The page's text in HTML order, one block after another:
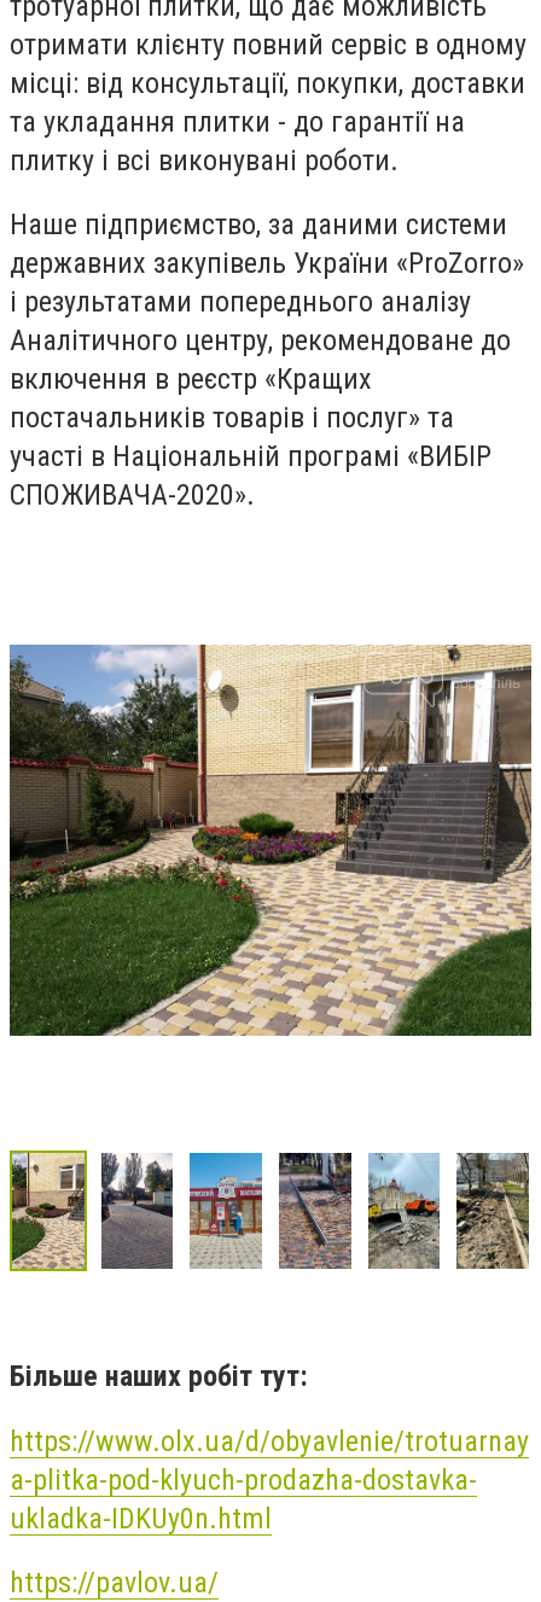
отримати клієнту повний сервіс в одному
місці: від консультації, покупки, доставки
та укладання плитки - до гарантії на
плитку і всі виконувані роботи.
Наше підприємство, за даними системи
державних закупівель України «ProZorro»
і результатами попереднього аналізу
Аналітичного центру, рекомендоване до
включення в реєстр «Кращих
постачальників товарів і послуг» та
участі в Національній програмі «ВИБІР
СПОЖИВАЧА-2020».
Більше наших робіт тут:
https://www.olx.ua/d/obyavlenie/trotuarnay
a-plitka-pod-klyuch-prodazha-dostavka-
ukladka-IDKUy0n.html
https://pavlov.ua/